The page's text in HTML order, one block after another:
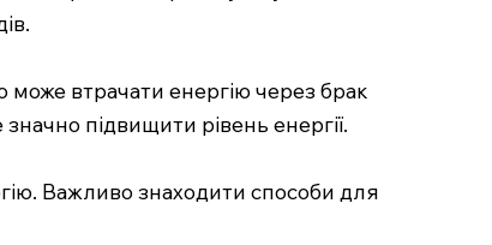
може втрачати енергію через брак
підвищити рівень енергії.
Важливо знаходити способи для